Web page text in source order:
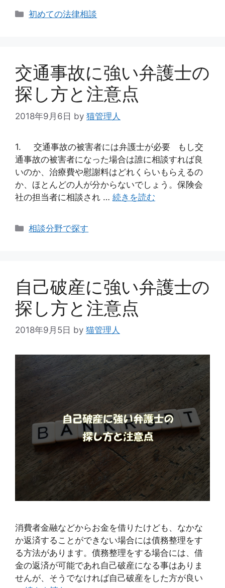
カ
ー
初めての法律相談
交通事故に強い弁護士の
探し方と注意点
2018年9月6日 by 猫管理人
1. 交通事故の被害者には弁護士が必要 もし交
通事故の被害者になった場合は誰に相談すれば良
いのか、治療費や慰謝料はどれくらいもらえるの
か、ほとんどの人が分からないでしょう。保険会
社の担当者に相談され … 続きを読む
カ
相談分野で探す
自己破産に強い弁護士の
探し方と注意点
2018年9月5日 by 猫管理人
消費者金融などからお金を借りたけども、なかな
か返済することができない場合には債務整理をす
る方法があります。債務整理をする場合には、借
金の返済が可能であれ自己破産になる事はありま
せんが、そうでなければ自己破産をした方が良い